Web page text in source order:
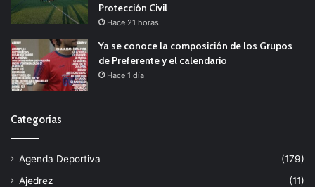
Protección Civil
Hace 21 horas
Ya se conoce la composición de los Grupos
de Preferente y el calendario
Hace 1 día
Categorías
Agenda Deportiva
(179)
Ajedrez
(11)